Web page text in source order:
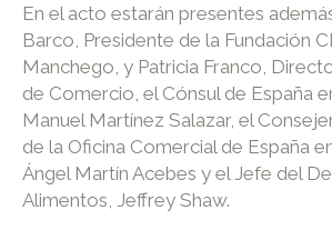
En el acto estarán presentes
Barco, Presidente de la Fundación
Manchego, y Patricia Franco,
de Comercio, el Cónsul de España
Manuel Martínez Salazar, el
de la Oficina Comercial de España
Ángel Martín Acebes y el Jefe del
Alimentos, Jeffrey Shaw.